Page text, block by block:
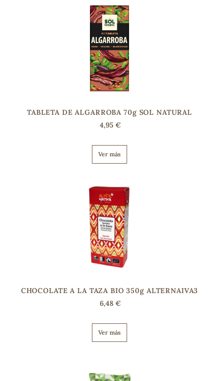
TABLETA DE ALGARROBA 70g SOL NATURAL
4,95 €
Ver más
CHOCOLATE A LA TAZA BIO 350g ALTERNAIVA3
6,48 €
Ver más